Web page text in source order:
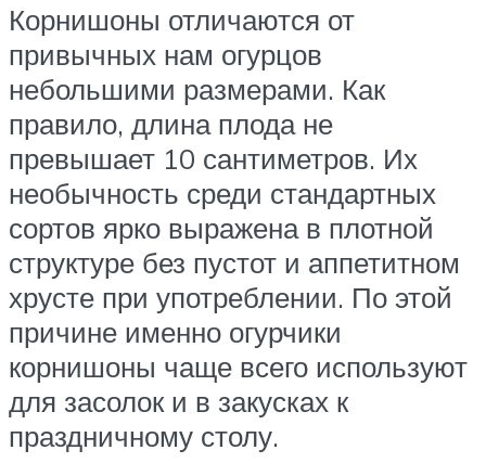
Корнишоны отличаются от
привычных нам огурцов
небольшими размерами. Как
правило, длина плода не
превышает 10 сантиметров. Их
необычность среди стандартных
сортов ярко выражена в плотной
структуре без пустот и аппетитном
хрусте при употреблении. По этой
причине именно огурчики
корнишоны чаще всего используют
для засолок и в закусках к
праздничному столу.